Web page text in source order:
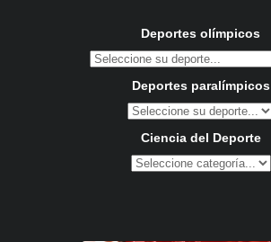
Deportes olímpicos
Deportes paralímpicos
Ciencia del Deporte